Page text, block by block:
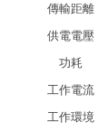
傳輸距離
供電電壓
功耗
工作電流
工作環境